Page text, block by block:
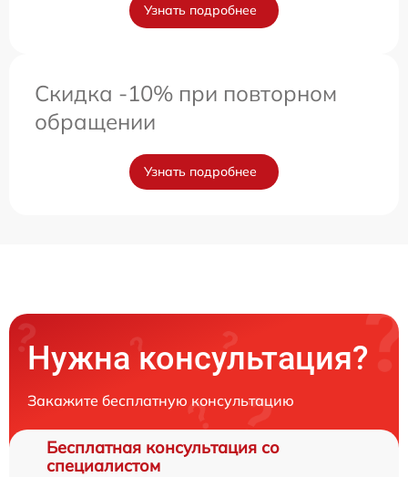
Узнать подробнее
Скидка -10% при повторном
обращении
Узнать подробнее
Нужна консультация?
Закажите бесплатную консультацию
Бесплатная консультация со
специалистом